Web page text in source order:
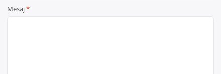
Mesaj*